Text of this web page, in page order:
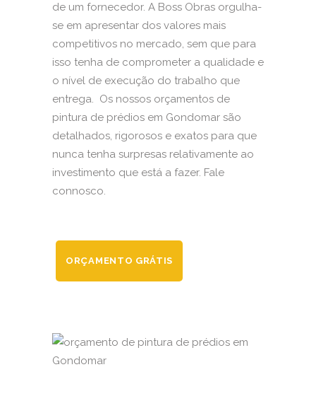
de um fornecedor. A Boss Obras orgulha-
se em apresentar dos valores mais
competitivos no mercado, sem que para
isso tenha de comprometer a qualidade e
o nível de execução do trabalho que
entrega. Os nossos orçamentos de
pintura de prédios em Gondomar são
detalhados, rigorosos e exatos para que
nunca tenha surpresas relativamente ao
investimento que está a fazer. Fale
connosco.
ORÇAMENTO GRÁTIS